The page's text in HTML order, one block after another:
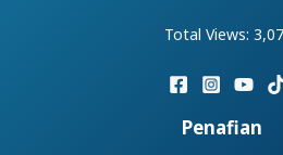
Total Views:
Penafian